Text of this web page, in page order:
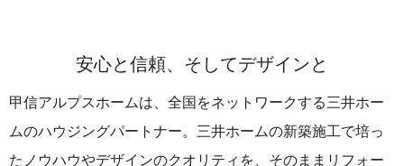
安心と信頼、そしてデザインと
甲信アルプスホームは、全国をネットワークする三井ホー
ムのハウジングパートナー。 三井ホームの新築施工で培っ
たノウハウやデザインのクオリティを、そのままリフォー